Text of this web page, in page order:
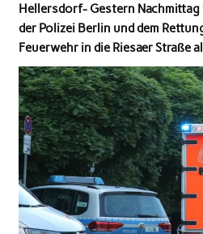
Hellersdorf- Gestern
der Polizei Berlin und dem
Feuerwehr in die Riesaer Straße